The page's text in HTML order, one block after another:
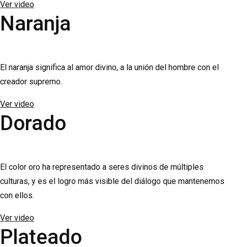
Ver video
Naranja
El naranja significa al amor divino, a la unión del hombre con el
creador supremo.
Ver video
Dorado
El color oro ha representado a seres divinos de múltiples
culturas, y es el logro más visible del diálogo que mantenemos
con ellos.
Ver video
Plateado